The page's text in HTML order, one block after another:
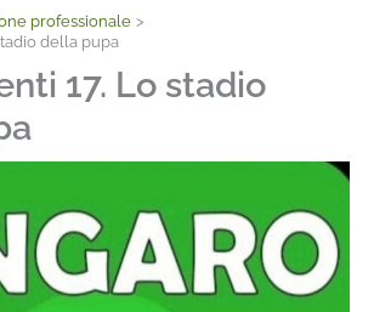
professionale
della pupa
17. Lo stadio